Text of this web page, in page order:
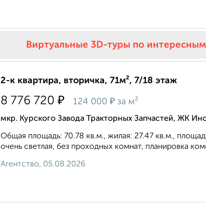
Виртуальные 3D-туры по
2-к квартира, вторичка, 71м², 7/18 этаж
8 776 720 ₽ 124 000 ₽ за м²
мкр. Курского Завода Тракторных Запчастей, ЖК
Общая площадь: 70.78 кв.м., жилая: 27.47 кв.м.,
очень светлая, без проходных комнат, планировка
Агентство, 05.08.2026